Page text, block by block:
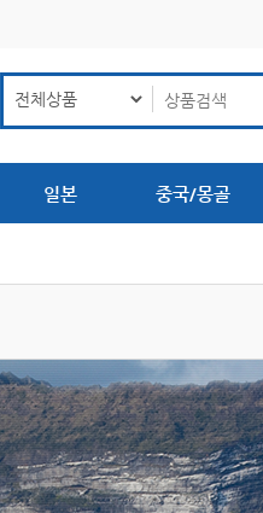
일본 중국/몽골